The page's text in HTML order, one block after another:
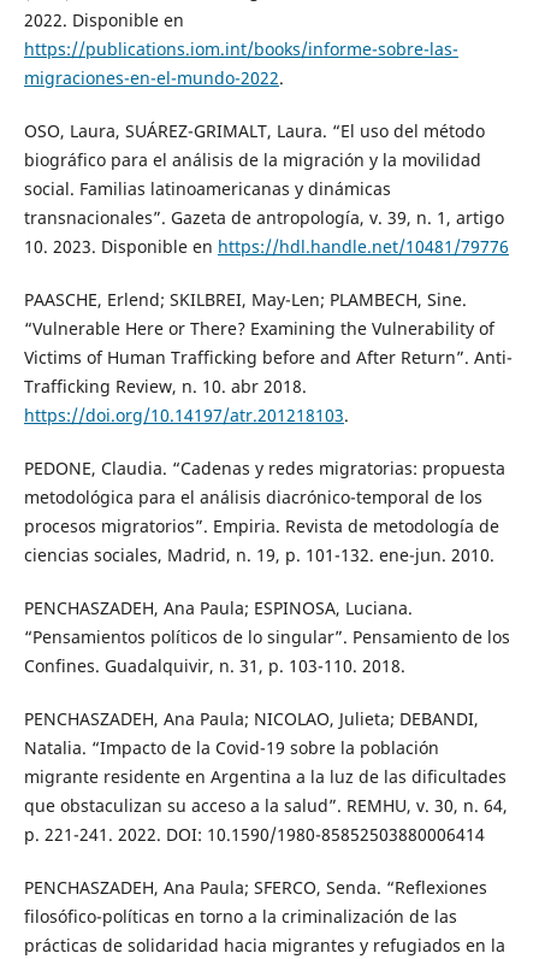
2022. Disponible en
https://publications.iom.int/books/informe-sobre-las-
migraciones-en-el-mundo-2022.
OSO, Laura, SUÁREZ-GRIMALT, Laura. “El uso del método
biográfico para el análisis de la migración y la movilidad
social. Familias latinoamericanas y dinámicas
transnacionales”. Gazeta de antropología, v. 39, n. 1, artigo
10. 2023. Disponible en https://hdl.handle.net/10481/79776
PAASCHE, Erlend; SKILBREI, May-Len; PLAMBECH, Sine.
“Vulnerable Here or There? Examining the Vulnerability of
Victims of Human Trafficking before and After Return”. Anti-
Trafficking Review, n. 10. abr 2018.
https://doi.org/10.14197/atr.201218103.
PEDONE, Claudia. “Cadenas y redes migratorias: propuesta
metodológica para el análisis diacrónico-temporal de los
procesos migratorios”. Empiria. Revista de metodología de
ciencias sociales, Madrid, n. 19, p. 101-132. ene-jun. 2010.
PENCHASZADEH, Ana Paula; ESPINOSA, Luciana.
“Pensamientos políticos de lo singular”. Pensamiento de los
Confines. Guadalquivir, n. 31, p. 103-110. 2018.
PENCHASZADEH, Ana Paula; NICOLAO, Julieta; DEBANDI,
Natalia. “Impacto de la Covid-19 sobre la población
migrante residente en Argentina a la luz de las dificultades
que obstaculizan su acceso a la salud”. REMHU, v. 30, n. 64,
p. 221-241. 2022. DOI: 10.1590/1980-85852503880006414
PENCHASZADEH, Ana Paula; SFERCO, Senda. “Reflexiones
filosófico-políticas en torno a la criminalización de las
prácticas de solidaridad hacia migrantes y refugiados en la